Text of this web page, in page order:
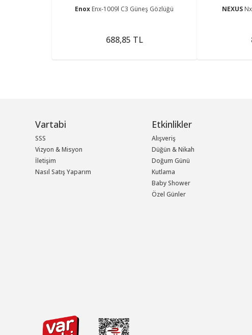
Enox Enx-1009l C3 Güneş Gözlüğü
688,85 TL
NEXUS
Vartabi
SSS
Vizyon & Misyon
İletişim
Nasıl Satış Yaparım
Etkinlikler
Alışveriş
Düğün & Nikah
Doğum Günü
Kutlama
Baby Shower
Özel Günler